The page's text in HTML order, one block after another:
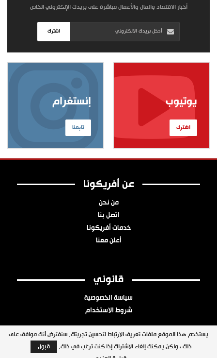
أخبار الاقتصاد والمال والأعمال مباشرة على بريدك الإلكتروني الخاص
اشترك
إنستغرام
تابعنا
يوتيوب
اشترك
عن أفريكونا
من نحن
اتصل بنا
خدمات أفريكونا
أعلن معنا
قانوني
سياسة الخصوصية
شروط الاستخدام
جميع الحقوق محفوظة © 2026 شبكة أفريكونا
يستخدم هذا الموقع ملفات تعريف الارتباط لتحسين تجربتك. سنفترض أنك موافق على
ذلك ، ولكن يمكنك إلغاء الاشتراك إذا كنت ترغب في ذلك.
قبول